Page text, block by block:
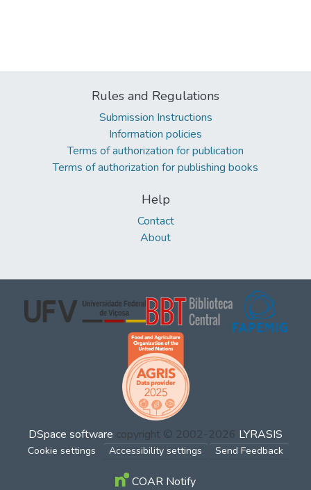
Rules and Regulations
Submission Instructions
Information policies
Terms of authorization for publication
Terms of authorization for publishing books
Help
Contact
About
DSpace software copyright © 2002-2026 LYRASIS
Cookie settings Accessibility settings Send Feedback
COAR Notify